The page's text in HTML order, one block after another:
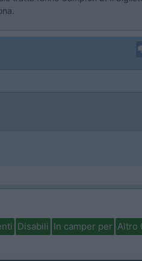
Disabili In camper per Altro